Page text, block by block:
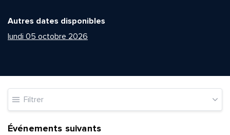
Autres dates disponibles
lundi 05 octobre 2026
Filtrer
Événements suivants